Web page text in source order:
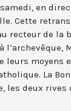
en
Cette
recteur de la
l’archevêque,
moyens
La
les deux rives